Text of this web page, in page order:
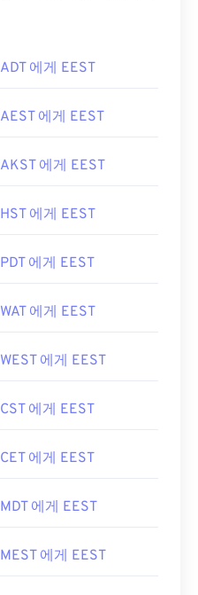
ADT 에게 EEST
AEST 에게 EEST
AKST 에게 EEST
HST 에게 EEST
PDT 에게 EEST
WAT 에게 EEST
WEST 에게 EEST
CST 에게 EEST
CET 에게 EEST
MDT 에게 EEST
MEST 에게 EEST